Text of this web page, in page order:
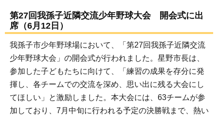
第27回我孫子近隣交流少年野球大会 開会式に出
席（6月12日）
我孫子市少年野球場において、「第27回我孫子近隣交流
少年野球大会」の開会式が行われました。星野市長は、
参加した子どもたちに向けて、「練習の成果を存分に発
揮し、各チームでの交流を深め、思い出に残る大会にし
てほしい」と激励しました。本大会には、63チームが参
加しており、7月中旬に行われる予定の決勝戦まで、熱い